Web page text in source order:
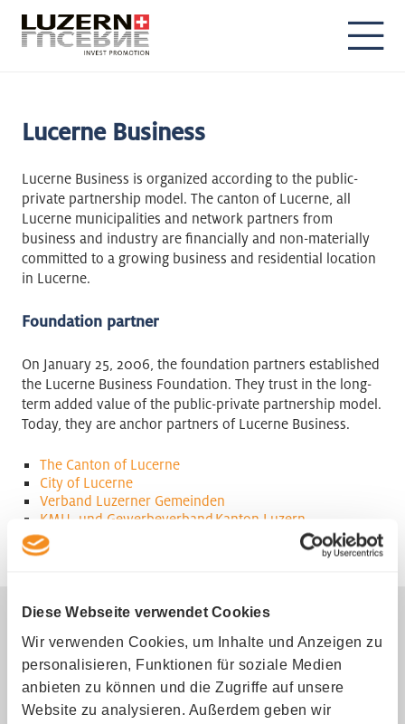
Diese Webseite verwendet Cookies
Wir verwenden Cookies, um Inhalte und Anzeigen zu
personalisieren, Funktionen für soziale Medien
anbieten zu können und die Zugriffe auf unsere
Website zu analysieren. Außerdem geben wir
Lucerne Business
Lucerne Business is organized according to the public-
private partnership model. The canton of Lucerne, all
Lucerne municipalities and network partners from
business and industry are financially and non-materially
committed to a growing business and residential location
in Lucerne.
Foundation partner
On January 25, 2006, the foundation partners established
the Lucerne Business Foundation. They trust in the long-
term added value of the public-private partnership model.
Today, they are anchor partners of Lucerne Business.
The Canton of Lucerne
City of Lucerne
Verband Luzerner Gemeinden
KMU- und Gewerbeverband Kanton Luzern
Luzerner Kantonalbank
Bison Group
If you want to find out more about us, I will be happy to
help you.